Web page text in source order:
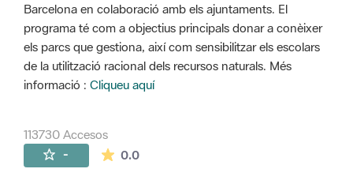
Barcelona en colaboració amb els ajuntaments. El
programa té com a objectius principals donar a conèixer
els parcs que gestiona, així com sensibilitzar els escolars
de la utilització racional dels recursos naturals. Més
informació : Cliqueu aquí
113730 Accesos
- 0.0La valoración media es de 0 estrellas de